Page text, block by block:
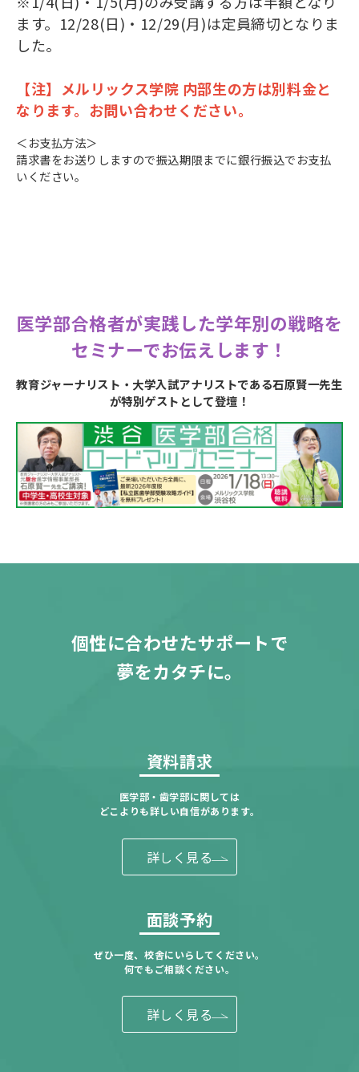
ます。12/28(日)・12/29(月)は定員締切となりま
した。
【注】メルリックス学院 内部生の方は別料金と
なります。お問い合わせください。
＜お支払方法＞
請求書をお送りしますので振込期限までに銀行振込でお支払
いください。
医学部合格者が実践した学年別の戦略を
セミナーでお伝えします！
教育ジャーナリスト・大学入試アナリストである石原賢一先生
が特別ゲストとして登壇！
個性に合わせたサポートで
夢をカタチに。
資料請求
医学部・歯学部に関しては
どこよりも詳しい自信があります。
詳しく見る
面談予約
ぜひ一度、校舎にいらしてください。
何でもご相談ください。
詳しく見る